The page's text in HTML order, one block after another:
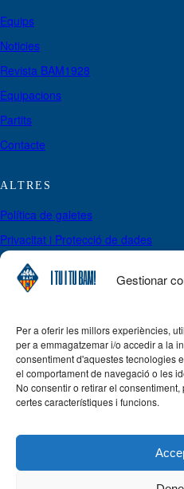
Gestionar
Per a oferir les millors experiències,
per a emmagatzemar i/o accedir a la
consentiment d'aquestes tecnologies
el comportament de navegació o les
No consentir o retirar el
certes característiques i funcions.
Equips
Noticies
Revista BAM1928
Equipacions
Partits
Contacte
ALTRES
Política de galetes
Privacitat i Protecció de dades
Política de pagaments,
Avís legal
SIGUES DE L’EQUIP
No perdis l’oportunitat de formar
Inscriu-te